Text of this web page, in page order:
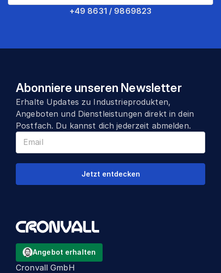
+49 8631 / 9869823
Abonniere unseren Newsletter
Erhalte Updates zu Industrieprodukten,
Angeboten und Dienstleistungen direkt in dein
Postfach. Du kannst dich jederzeit abmelden.
Jetzt entdecken
Angebot erhalten
Cronvall GmbH